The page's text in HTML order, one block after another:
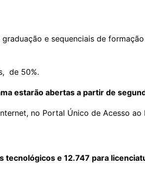
e sequenciais de
de 50%.
estarão abertas a partir de
no Portal Único de Acesso ao
tecnológicos e 12.747 para